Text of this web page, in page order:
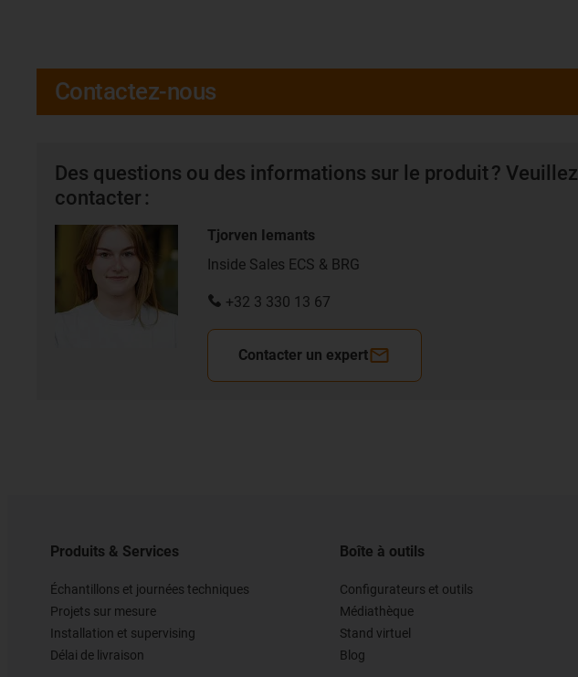
Contactez-nous
Des questions ou des informations sur le produit ? Veuillez
contacter :
Tjorven Iemants
Inside Sales ECS & BRG
+32 3 330 13 67
Contacter un expert
Produits & Services
Échantillons et journées techniques
Projets sur mesure
Installation et supervising
Délai de livraison
Boîte à outils
Configurateurs et outils
Médiathèque
Stand virtuel
Blog